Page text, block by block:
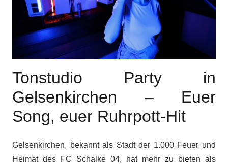
Tonstudio Party in
Gelsenkirchen – Euer
Song, euer Ruhrpott-Hit
Gelsenkirchen, bekannt als Stadt der 1.000 Feuer und
Heimat des FC Schalke 04, hat mehr zu bieten als